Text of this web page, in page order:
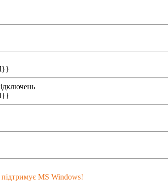
MS Windows!